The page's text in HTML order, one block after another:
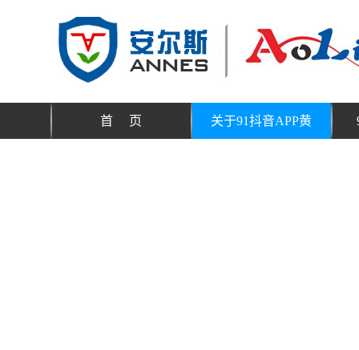
首 页 关于91抖音APP黄